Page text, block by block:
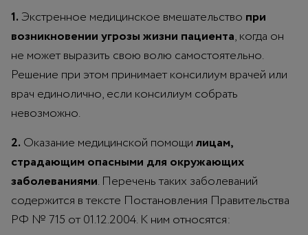
1.Экстренное медицинское вмешательство при
возникновении угрозы жизни пациента, когда он
не может выразить свою волю самостоятельно.
Решение при этом принимает консилиум врачей или
врач единолично, если консилиум собрать
невозможно.
2. Оказание медицинской помощилицам,
страдающим опасными для окружающих
заболеваниями. Перечень таких заболеваний
содержится в тексте Постановления Правительства
РФ № 715 от 01.12.2004. К ним относятся: